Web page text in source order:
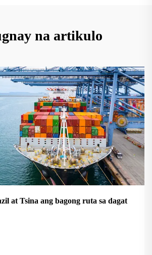
na artikulo
at Tsina ang bagong ruta sa dagat